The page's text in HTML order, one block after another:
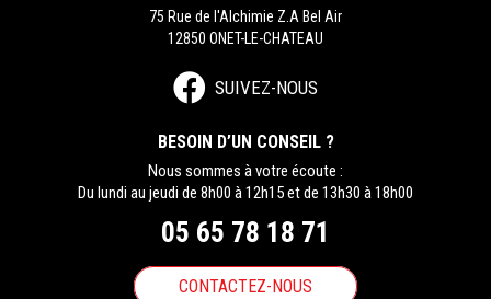
75 Rue de l'Alchimie Z.A Bel Air
12850 ONET-LE-CHATEAU
SUIVEZ-NOUS
BESOIN D’UN CONSEIL ?
Nous sommes à votre écoute :
Du lundi au jeudi de 8h00 à 12h15 et de 13h30 à 18h00
05 65 78 18 71
CONTACTEZ-NOUS